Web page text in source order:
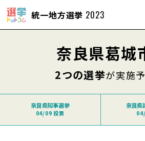
統一地方選挙 2023
奈良県葛城
2つの選挙が実施
奈良県知事選挙
04/09 投票
奈良県